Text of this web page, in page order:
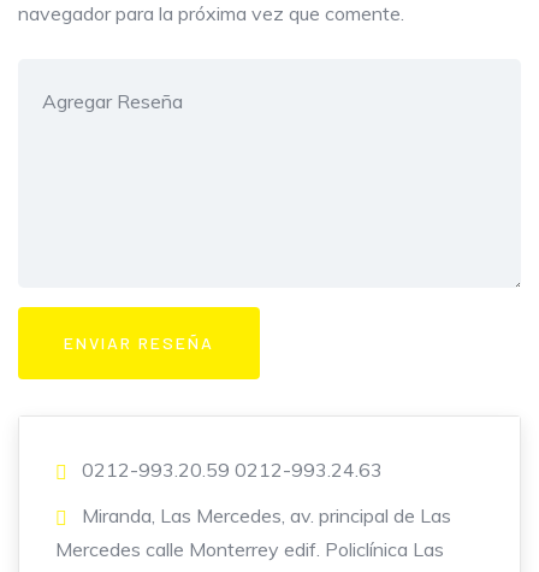
navegador para la próxima vez que comente.
0212-993.20.59 0212-993.24.63
Miranda, Las Mercedes, av. principal de Las
Mercedes calle Monterrey edif. Policlínica Las